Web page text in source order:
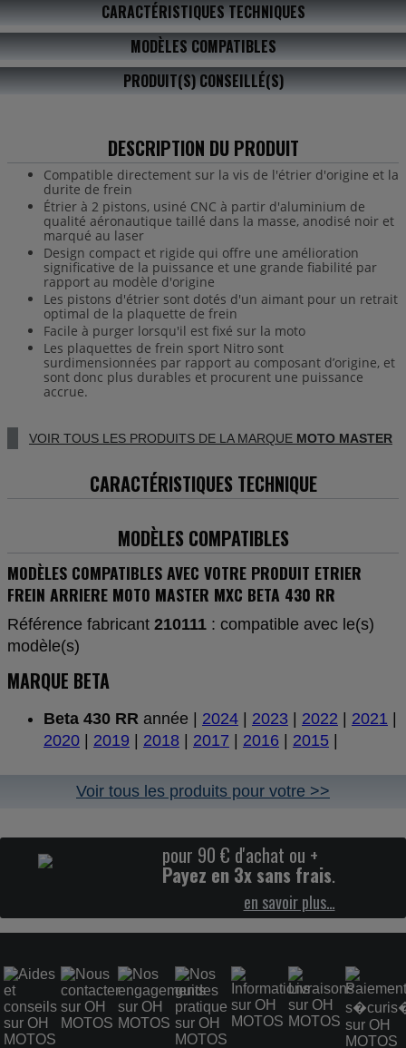
CARACTÉRISTIQUES TECHNIQUES
MODÈLES COMPATIBLES
PRODUIT(S) CONSEILLÉ(S)
DESCRIPTION DU PRODUIT
Compatible directement sur la vis de l'étrier d'origine et la
durite de frein
Étrier à 2 pistons, usiné CNC à partir d'aluminium de
qualité aéronautique taillé dans la masse, anodisé noir et
marqué au laser
Design compact et rigide qui offre une amélioration
significative de la puissance et une grande fiabilité par
rapport au modèle d'origine
Les pistons d'étrier sont dotés d'un aimant pour un retrait
optimal de la plaquette de frein
Facile à purger lorsqu'il est fixé sur la moto
Les plaquettes de frein sport Nitro sont
surdimensionnées par rapport au composant d’origine, et
sont donc plus durables et procurent une puissance
accrue.
VOIR TOUS LES PRODUITS DE LA MARQUE MOTO MASTER
CARACTÉRISTIQUES TECHNIQUE
MODÈLES COMPATIBLES
MODÈLES COMPATIBLES AVEC VOTRE PRODUIT ETRIER
FREIN ARRIERE MOTO MASTER MXC BETA 430 RR
Référence fabricant 210111 : compatible avec le(s)
modèle(s)
MARQUE BETA
Beta 430 RR année | 2024 2023 2022 2021
2020
2019 2018 2017 2016 2015
Voir tous les produits pour votre >>
pour 90 € d'achat ou +
Payez en 3x sans frais.
en savoir plus…